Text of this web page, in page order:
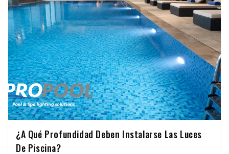
¿A Qué Profundidad Deben Instalarse Las Luces
De Piscina?